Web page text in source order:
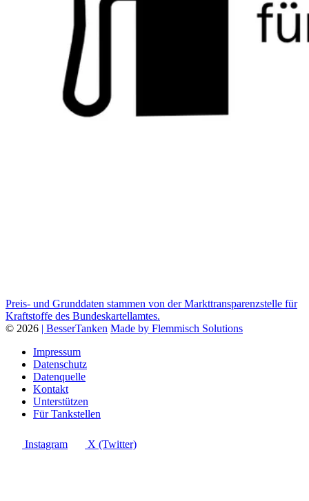
Preis- und Grunddaten stammen von der Markttransparenzstelle für
Kraftstoffe des Bundeskartellamtes.
© 2026 | BesserTanken Made by Flemmisch Solutions
Impressum
Datenschutz
Datenquelle
Kontakt
Unterstützen
Für Tankstellen
Instagram X (Twitter)